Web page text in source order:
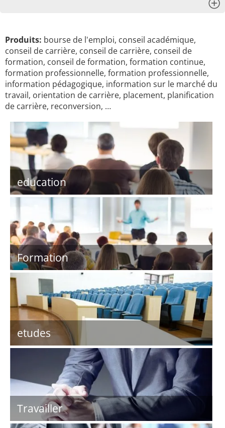
Produits: bourse de l'emploi, conseil académique,
conseil de carrière, conseil de carrière, conseil de
formation, conseil de formation, formation continue,
formation professionnelle, formation professionnelle,
information pédagogique, information sur le marché du
travail, orientation de carrière, placement, planification
de carrière, reconversion, …
education
Formation
etudes
Travailler